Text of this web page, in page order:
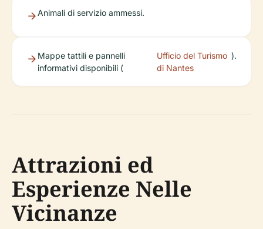
Animali di servizio ammessi.
Mappe tattili e pannelli
informativi disponibili (
Ufficio del Turismo
di Nantes
).
Attrazioni ed
Esperienze Nelle
Vicinanze